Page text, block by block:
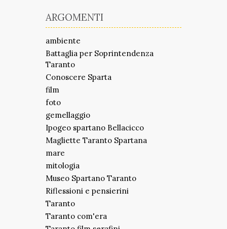
ARGOMENTI
ambiente
Battaglia per Soprintendenza
Taranto
Conoscere Sparta
film
foto
gemellaggio
Ipogeo spartano Bellacicco
Magliette Taranto Spartana
mare
mitologia
Museo Spartano Taranto
Riflessioni e pensierini
Taranto
Taranto com'era